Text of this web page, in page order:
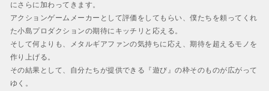
にさらに加わってきます。
アクションゲームメーカーとして評価をしてもらい、僕たちを頼ってくれ
た小島プロダクションの期待にキッチリと応える。
そして何よりも、メタルギアファンの気持ちに応え、期待を超えるモノを
作り上げる。
その結果として、自分たちが提供できる『遊び』の枠そのものが広がって
ゆく。